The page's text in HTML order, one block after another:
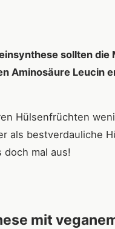
sollten die
Aminosäure Leucin
Hülsenfrüchten
als bestverdauliche
mal aus!
mit